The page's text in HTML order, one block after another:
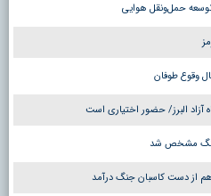
توسعه حمل‌ونقل هوایی
وقوع طوفان
البرز/ حضور اختیاری است
جنگ مشخص شد
از دست کاسبان جنگ درآمد